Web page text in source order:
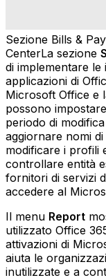
Sezione Bills &
CenterLa sezione
di implementare
applicazioni di
Microsoft Office e
possono
periodo di
aggiornare nomi
modificare i profili
controllare entità
fornitori di servizi
accedere al
Il menu Report
utilizzato Office
attivazioni di
aiuta le
inutilizzate e a